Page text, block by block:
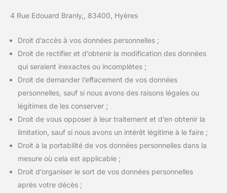
4 Rue Edouard Branly,, 83400, Hyères
Droit d’accès à vos données personnelles ;
Droit de rectifier et d’obtenir la modification des données
qui seraient inexactes ou incomplètes ;
Droit de demander l’effacement de vos données
personnelles, sauf si nous avons des raisons légales ou
légitimes de les conserver ;
Droit de vous opposer à leur traitement et d’en obtenir la
limitation, sauf si nous avons un intérêt légitime à le faire ;
Droit à la portabilité de vos données personnelles dans la
mesure où cela est applicable ;
Droit d’organiser le sort de vos données personnelles
après votre décès ;